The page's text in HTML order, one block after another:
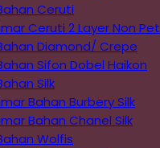
Ceruti
Ceruti 2 Layer Non Pet
Diamond/ Crepe
Sifon Dobel Haikon
Silk
Bahan Burbery Silk
Bahan Chanel Silk
Wolfis